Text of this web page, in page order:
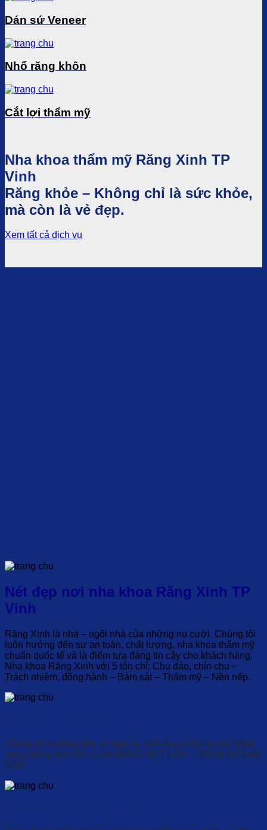
Dán sứ Veneer
Nhổ răng khôn
Cắt lợi thẩm mỹ
Nha khoa thẩm mỹ Răng Xinh TP
Vinh
Răng khỏe – Không chỉ là sức khỏe,
mà còn là vẻ đẹp.
Xem tất cả dịch vụ
Nét đẹp nơi nha khoa Răng Xinh TP
Vinh
Răng Xinh là nhà – ngôi nhà của những nụ cười. Chúng tôi
luôn hướng đến sự an toàn, chất lượng, nha khoa thẩm mỹ
chuẩn quốc tế và là điểm tựa đáng tin cậy cho khách hàng.
Nha khoa Răng Xinh với 5 tôn chỉ: Chu đáo, chỉn chu –
Trách nhiệm, đồng hành – Bám sát – Thẩm mỹ – Nền nếp.
Chúng tôi hướng đến vẻ đẹp nụ cười hoàn mỹ và sức khỏe
răng miệng trọn đời: LÀM RĂNG MỘT LẦN – TRỌN ĐỜI AN
TÂM.